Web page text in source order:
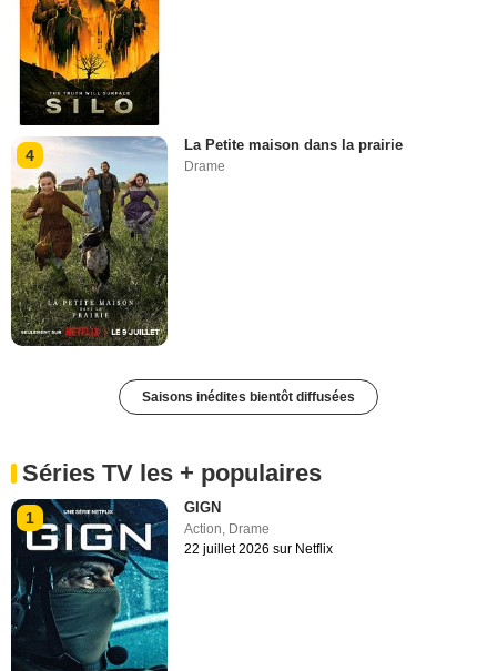
4
La Petite maison dans la prairie
Drame
Saisons inédites bientôt diffusées
Séries TV les + populaires
1
GIGN
Action Drame
22 juillet 2026 sur Netflix